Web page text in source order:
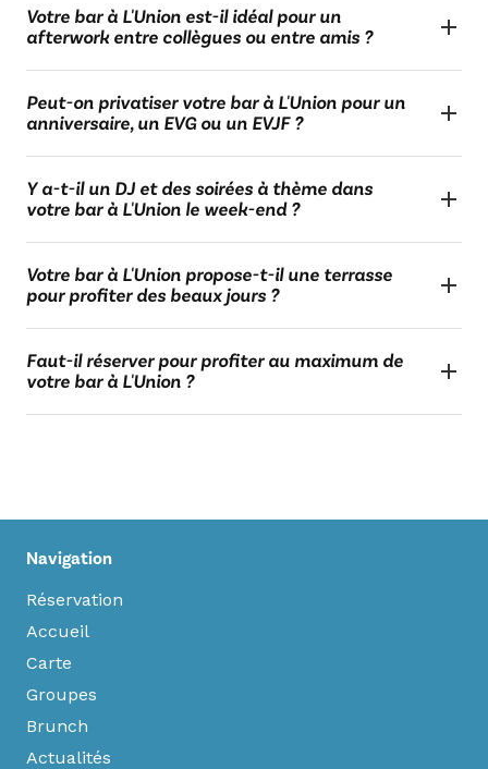
Votre bar à L'Union est-il idéal pour un
afterwork entre collègues ou entre amis ?
Peut-on privatiser votre bar à L'Union pour un
anniversaire, un EVG ou un EVJF ?
Y a-t-il un DJ et des soirées à thème dans
votre bar à L'Union le week-end ?
Votre bar à L'Union propose-t-il une terrasse
pour profiter des beaux jours ?
Faut-il réserver pour profiter au maximum de
votre bar à L'Union ?
Navigation
Réservation
Accueil
Carte
Groupes
Brunch
Actualités